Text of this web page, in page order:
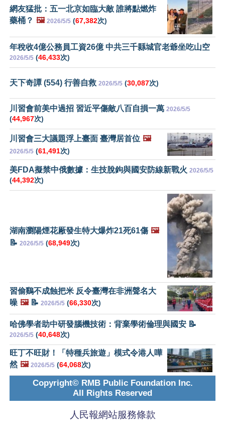
網友猛批：五一北京如臨大敵 誰將點燃炸
藥桶？ 🖼️ 2026/5/5 (67,382次)
年稅收4億公務員工資26億 中共三千縣城官老爺坐吃山空
2026/5/5 (46,433次)
天下奇譚 (554) 行善自救 2026/5/5 (30,087次)
川習會前美中過招 習近平傷敵八百自損一萬 2026/5/5
(44,967次)
川習會三大議題浮上臺面 臺灣居首位 🖼️
2026/5/5 (61,491次)
美FDA擬禁中俄數據：生技脫鉤與國安防線新戰火 2026/5/5
(44,392次)
湖南瀏陽煙花厰發生特大爆炸21死61傷 🖼️
📝 2026/5/5 (68,949次)
習偷鷄不成蝕把米 反令臺灣在非洲聲名大
噪 🖼️📝 2026/5/5 (66,330次)
哈佛學者助中研發腦機技術：背棄學術倫理與國安 📝
2026/5/5 (40,648次)
旺丁不旺財！「特種兵旅遊」模式令港人嘩
然 🖼️ 2026/5/5 (64,068次)
Copyright© RMB Public Foundation Inc.
All Rights Reserved
人民報網站服務條款